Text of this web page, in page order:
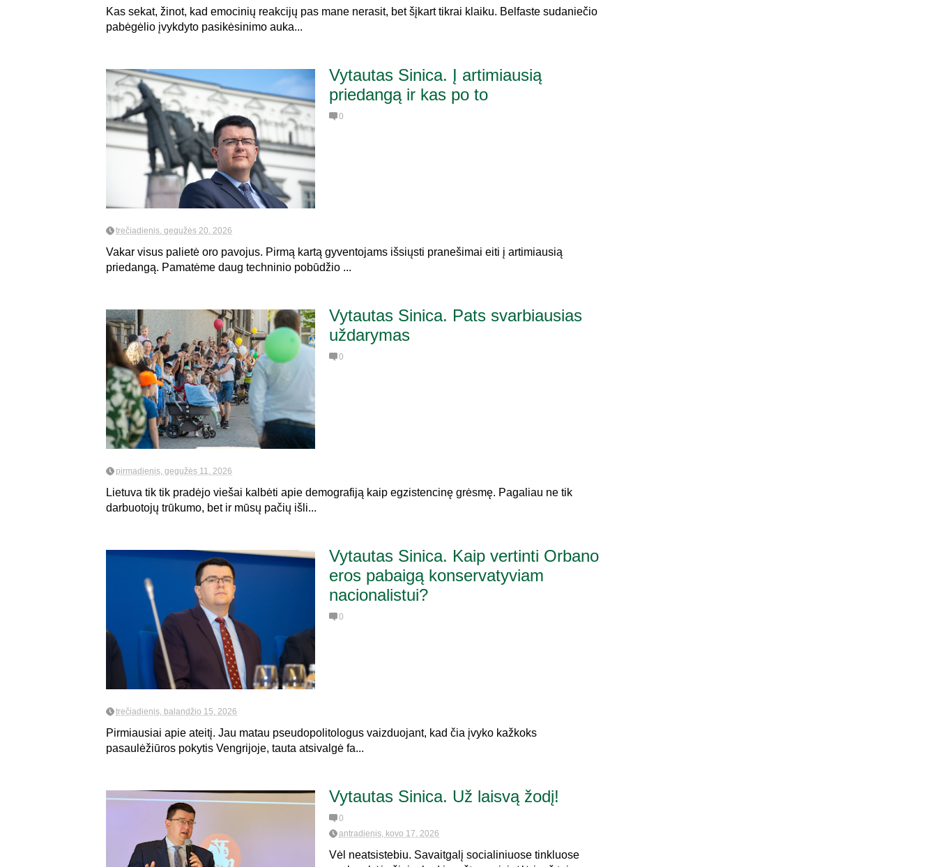
Kas sekat, žinot, kad emocinių reakcijų pas mane nerasit, bet šįkart tikrai klaiku. Belfaste sudaniečio
pabėgėlio įvykdyto pasikėsinimo auka...
Vytautas Sinica. Į artimiausią
priedangą ir kas po to
0
trečiadienis, gegužės 20, 2026
Vakar visus palietė oro pavojus. Pirmą kartą gyventojams išsiųsti pranešimai eiti į artimiausią
priedangą. Pamatėme daug techninio pobūdžio ...
Vytautas Sinica. Pats svarbiausias
uždarymas
0
pirmadienis, gegužės 11, 2026
Lietuva tik tik pradėjo viešai kalbėti apie demografiją kaip egzistencinę grėsmę. Pagaliau ne tik
darbuotojų trūkumo, bet ir mūsų pačių išli...
Vytautas Sinica. Kaip vertinti Orbano
eros pabaigą konservatyviam
nacionalistui?
0
trečiadienis, balandžio 15, 2026
Pirmiausiai apie ateitį. Jau matau pseudopolitologus vaizduojant, kad čia įvyko kažkoks
pasaulėžiūros pokytis Vengrijoje, tauta atsivalgė fa...
Vytautas Sinica. Už laisvą žodį!
0
antradienis, kovo 17, 2026
Vėl neatsistebiu. Savaitgalį socialiniuose tinkluose